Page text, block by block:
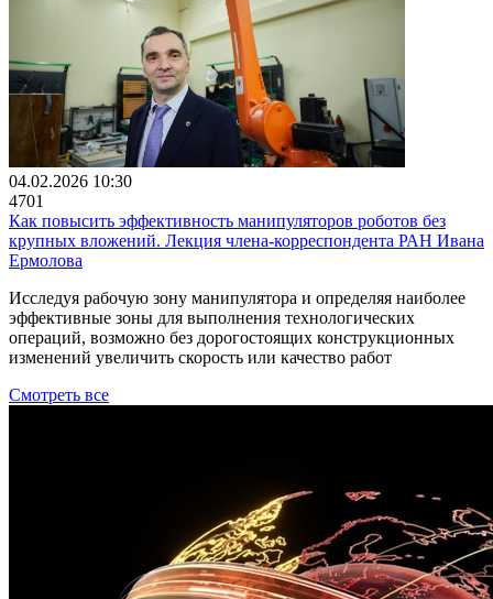
04.02.2026 10:30
4701
Как повысить эффективность манипуляторов роботов без
крупных вложений. Лекция члена-корреспондента РАН Ивана
Ермолова
Исследуя рабочую зону манипулятора и определяя наиболее
эффективные зоны для выполнения технологических
операций, возможно без дорогостоящих конструкционных
изменений увеличить скорость или качество работ
Смотреть все